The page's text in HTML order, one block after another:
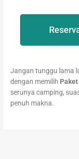
Jangan tunggu lama
dengan memilih
serunya camping,
penuh makna.